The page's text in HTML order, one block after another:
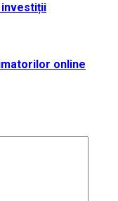
investiții
online